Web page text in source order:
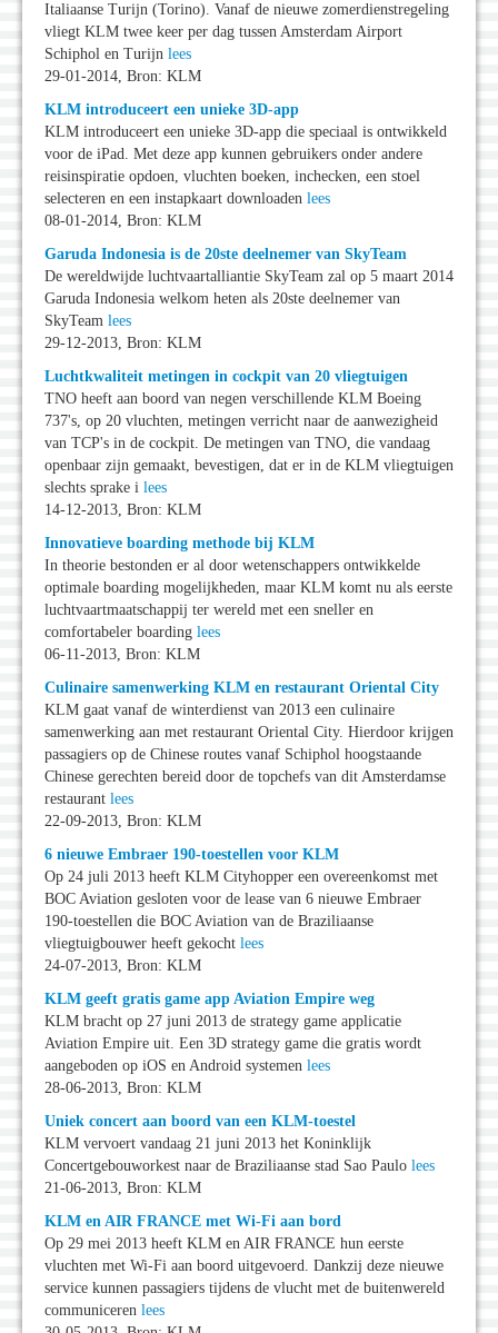
Italiaanse Turijn (Torino). Vanaf de nieuwe zomerdienstregeling
vliegt KLM twee keer per dag tussen Amsterdam Airport
Schiphol en Turijn lees
29-01-2014, Bron: KLM
KLM introduceert een unieke 3D-app
KLM introduceert een unieke 3D-app die speciaal is ontwikkeld
voor de iPad. Met deze app kunnen gebruikers onder andere
reisinspiratie opdoen, vluchten boeken, inchecken, een stoel
selecteren en een instapkaart downloaden lees
08-01-2014, Bron: KLM
Garuda Indonesia is de 20ste deelnemer van SkyTeam
De wereldwijde luchtvaartalliantie SkyTeam zal op 5 maart 2014
Garuda Indonesia welkom heten als 20ste deelnemer van
SkyTeam lees
29-12-2013, Bron: KLM
Luchtkwaliteit metingen in cockpit van 20 vliegtuigen
TNO heeft aan boord van negen verschillende KLM Boeing
737's, op 20 vluchten, metingen verricht naar de aanwezigheid
van TCP's in de cockpit. De metingen van TNO, die vandaag
openbaar zijn gemaakt, bevestigen, dat er in de KLM vliegtuigen
slechts sprake i lees
14-12-2013, Bron: KLM
Innovatieve boarding methode bij KLM
In theorie bestonden er al door wetenschappers ontwikkelde
optimale boarding mogelijkheden, maar KLM komt nu als eerste
luchtvaartmaatschappij ter wereld met een sneller en
comfortabeler boarding lees
06-11-2013, Bron: KLM
Culinaire samenwerking KLM en restaurant Oriental City
KLM gaat vanaf de winterdienst van 2013 een culinaire
samenwerking aan met restaurant Oriental City. Hierdoor krijgen
passagiers op de Chinese routes vanaf Schiphol hoogstaande
Chinese gerechten bereid door de topchefs van dit Amsterdamse
restaurant lees
22-09-2013, Bron: KLM
6 nieuwe Embraer 190-toestellen voor KLM
Op 24 juli 2013 heeft KLM Cityhopper een overeenkomst met
BOC Aviation gesloten voor de lease van 6 nieuwe Embraer
190-toestellen die BOC Aviation van de Braziliaanse
vliegtuigbouwer heeft gekocht lees
24-07-2013, Bron: KLM
KLM geeft gratis game app Aviation Empire weg
KLM bracht op 27 juni 2013 de strategy game applicatie
Aviation Empire uit. Een 3D strategy game die gratis wordt
aangeboden op iOS en Android systemen lees
28-06-2013, Bron: KLM
Uniek concert aan boord van een KLM-toestel
KLM vervoert vandaag 21 juni 2013 het Koninklijk
Concertgebouworkest naar de Braziliaanse stad Sao Paulo lees
21-06-2013, Bron: KLM
KLM en AIR FRANCE met Wi-Fi aan bord
Op 29 mei 2013 heeft KLM en AIR FRANCE hun eerste
vluchten met Wi-Fi aan boord uitgevoerd. Dankzij deze nieuwe
service kunnen passagiers tijdens de vlucht met de buitenwereld
communiceren lees